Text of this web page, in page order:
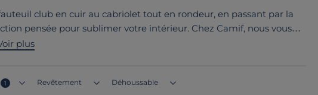
club en cuir au cabriolet tout en rondeur, en passant par la
pensée pour sublimer votre intérieur. Chez Camif, nous vous
alliant confort absolu et style intemporel. Nos modèles s'adaptent à
plus
1 Revêtement Déhoussable